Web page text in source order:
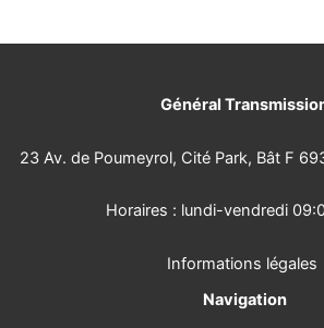
Général
23 Av. de Poumeyrol, Cité Park, Bât F
Horaires : lundi-vendredi
Informations légales
Navigation